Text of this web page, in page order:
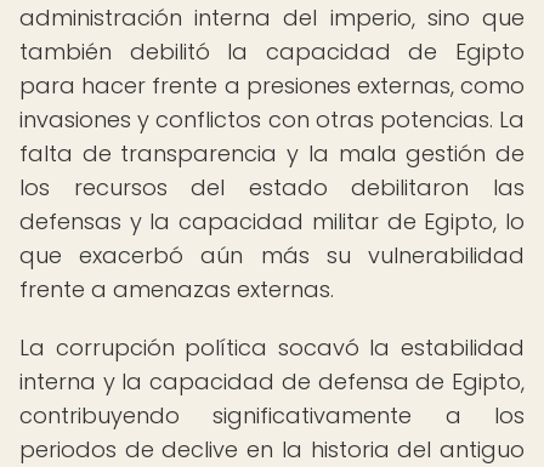
administración interna del imperio, sino que
también debilitó la capacidad de Egipto
para hacer frente a presiones externas, como
invasiones y conflictos con otras potencias. La
falta de transparencia y la mala gestión de
los recursos del estado debilitaron las
defensas y la capacidad militar de Egipto, lo
que exacerbó aún más su vulnerabilidad
frente a amenazas externas.
La corrupción política socavó la estabilidad
interna y la capacidad de defensa de Egipto,
contribuyendo significativamente a los
periodos de declive en la historia del antiguo